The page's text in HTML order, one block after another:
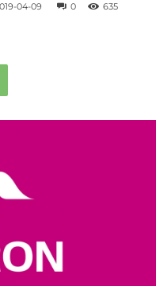
04-09 0 635